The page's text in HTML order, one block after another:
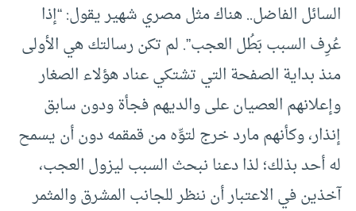
السائل الفاضل.. هناك مثل مصري شهير يقول: “إذا
عُرِف السبب بَطُل العجب”. لم تكن رسالتك هي الأولى
منذ بداية الصفحة التي تشتكي عناد هؤلاء الصغار
وإعلانهم العصيان على والديهم فجأة ودون سابق
إنذار، وكأنهم مارد خرج لتوِّه من قمقمه دون أن يسمح
له أحد بذلك؛ لذا دعنا نبحث السبب ليزول العجب،
آخذين في الاعتبار أن ننظر للجانب المشرق والمثمر